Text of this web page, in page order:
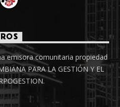
emisora comunitaria propiedad
PARA LA GESTIÓN Y EL